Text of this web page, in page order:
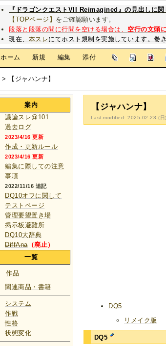
『ドラゴンクエストVII Reimagined』の見出しに
【TOPページ】 をご確認願います。
段落と段落の間に行間を空ける場合は、 空行の文頭
現在、 本スレにてホスト規制を実施しています。巻
ホーム 新規 編集 添付
> 【ジャハンナ】
【ジャハンナ】
Last-modified: 2025-02-23 (
DQ5
リメイク版
DQ5
案内
議論スレ@101
過去ログ
2023/4/16 更新
作成・更新ルール
2023/4/16 更新
編集に際しての注意
事項
2022/11/16 追記
DQ10オフに関して
テストページ
管理要望置き場
掲示板避難所
DQ10大辞典
DiffAna（廃止）
一覧
作品
関連商品・書籍
システム
作戦
性格
状態変化